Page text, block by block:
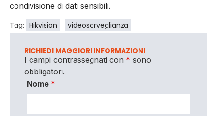
condivisione di dati sensibili.
Tag: Hikvision videosorveglianza
RICHIEDI MAGGIORI INFORMAZIONI
I campi contrassegnati con * sono
obbligatori.
Nome *